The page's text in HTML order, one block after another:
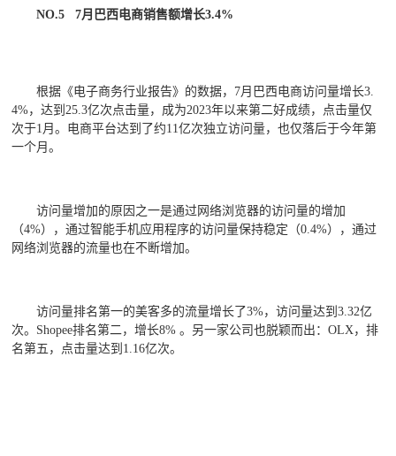
NO.5 7月巴西电商销售额增长3.4%
根据《电子商务行业报告》的数据，7月巴西电商访问量增长3.
4%，达到25.3亿次点击量，成为2023年以来第二好成绩，点击量仅
次于1月。电商平台达到了约11亿次独立访问量，也仅落后于今年第
一个月。
访问量增加的原因之一是通过网络浏览器的访问量的增加
（4%），通过智能手机应用程序的访问量保持稳定（0.4%），通过
网络浏览器的流量也在不断增加。
访问量排名第一的美客多的流量增长了3%，访问量达到3.32亿
次。Shopee排名第二，增长8% 。另一家公司也脱颖而出：OLX，排
名第五，点击量达到1.16亿次。